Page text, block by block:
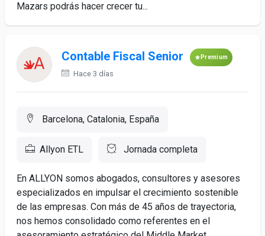
Mazars podrás hacer crecer tu...
Contable Fiscal Senior Premium
Hace 3 días
Barcelona, Catalonia, España
Allyon ETL Jornada completa
En ALLYON somos abogados, consultores y asesores
especializados en impulsar el crecimiento sostenible
de las empresas. Con más de 45 años de trayectoria,
nos hemos consolidado como referentes en el